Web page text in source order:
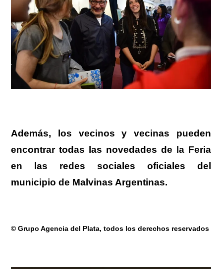
Además, los vecinos y vecinas pueden
encontrar todas las novedades de la Feria
en las redes sociales oficiales del
municipio de Malvinas Argentinas.
© Grupo Agencia del Plata, todos los derechos reservados